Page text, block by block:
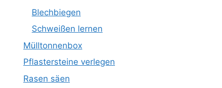
Blechbiegen
Schweißen lernen
Mülltonnenbox
Pflastersteine verlegen
Rasen säen